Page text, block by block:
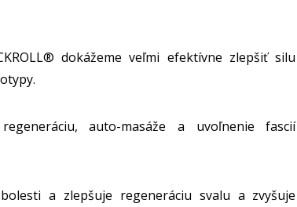
dokážeme veľmi efektívne zlepšiť silu
auto-masáže a uvoľnenie fascií
a zlepšuje regeneráciu svalu a zvyšuje